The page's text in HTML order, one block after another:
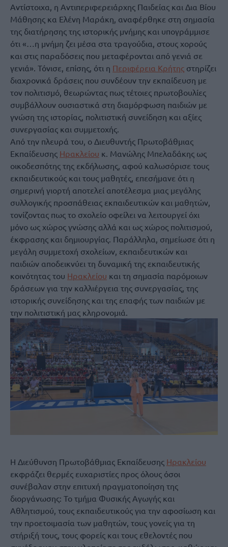
Αντίστοιχα, η Αντιπεριφερειάρχης Παιδείας και Δια Βίου
Μάθησης κα Ελένη Μαράκη, αναφέρθηκε στη σημασία
της διατήρησης της ιστορικής μνήμης και υπογράμμισε
ότι «…η μνήμη ζει μέσα στα τραγούδια, στους χορούς
και στις παραδόσεις που μεταφέρονται από γενιά σε
γενιά». Τόνισε, επίσης, ότι η Περιφέρεια Κρήτης στηρίζει
διαχρονικά δράσεις που συνδέουν την εκπαίδευση με
τον πολιτισμό, θεωρώντας πως τέτοιες πρωτοβουλίες
συμβάλλουν ουσιαστικά στη διαμόρφωση παιδιών με
γνώση της ιστορίας, πολιτιστική συνείδηση και αξίες
συνεργασίας και συμμετοχής.
Από την πλευρά του, ο Διευθυντής Πρωτοβάθμιας
Εκπαίδευσης Ηρακλείου κ. Μανώλης Μπελαδάκης ως
οικοδεσπότης της εκδήλωσης, αφού καλωσόρισε τους
εκπαιδευτικούς και τους μαθητές, επεσήμανε ότι η
σημερινή γιορτή αποτελεί αποτέλεσμα μιας μεγάλης
συλλογικής προσπάθειας εκπαιδευτικών και μαθητών,
τονίζοντας πως το σχολείο οφείλει να λειτουργεί όχι
μόνο ως χώρος γνώσης αλλά και ως χώρος πολιτισμού,
έκφρασης και δημιουργίας. Παράλληλα, σημείωσε ότι η
μεγάλη συμμετοχή σχολείων, εκπαιδευτικών και
παιδιών αποδεικνύει τη δυναμική της εκπαιδευτικής
κοινότητας του Ηρακλείου και τη σημασία παρόμοιων
δράσεων για την καλλιέργεια της συνεργασίας, της
ιστορικής συνείδησης και της επαφής των παιδιών με
την πολιτιστική μας κληρονομιά.
Η Διεύθυνση Πρωτοβάθμιας Εκπαίδευσης Ηρακλείου
εκφράζει θερμές ευχαριστίες προς όλους όσοι
συνέβαλαν στην επιτυχή πραγματοποίηση της
διοργάνωσης: Το τμήμα Φυσικής Αγωγής και
Αθλητισμού, τους εκπαιδευτικούς για την αφοσίωση και
την προετοιμασία των μαθητών, τους γονείς για τη
στήριξή τους, τους φορείς και τους εθελοντές που